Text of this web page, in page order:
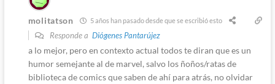
molitatson 5 años han pasado desde que se escribió esto
Responde a Diógenes Pantarújez
a lo mejor, pero en contexto actual todos te diran que es un
humor semejante al de marvel, salvo los ñoños/ratas de
biblioteca de comics que saben de ahí para atrás, no olvidar